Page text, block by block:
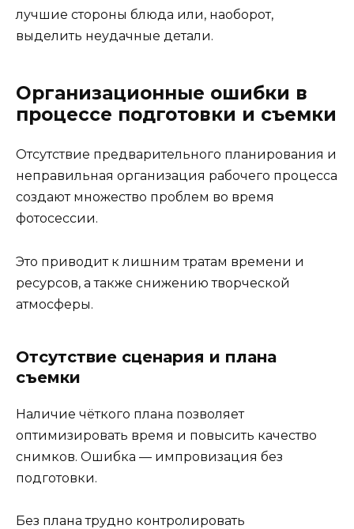
лучшие стороны блюда или, наоборот,
выделить неудачные детали.
Организационные ошибки в
процессе подготовки и съемки
Отсутствие предварительного планирования и
неправильная организация рабочего процесса
создают множество проблем во время
фотосессии.
Это приводит к лишним тратам времени и
ресурсов, а также снижению творческой
атмосферы.
Отсутствие сценария и плана
съемки
Наличие чёткого плана позволяет
оптимизировать время и повысить качество
снимков. Ошибка — импровизация без
подготовки.
Без плана трудно контролировать